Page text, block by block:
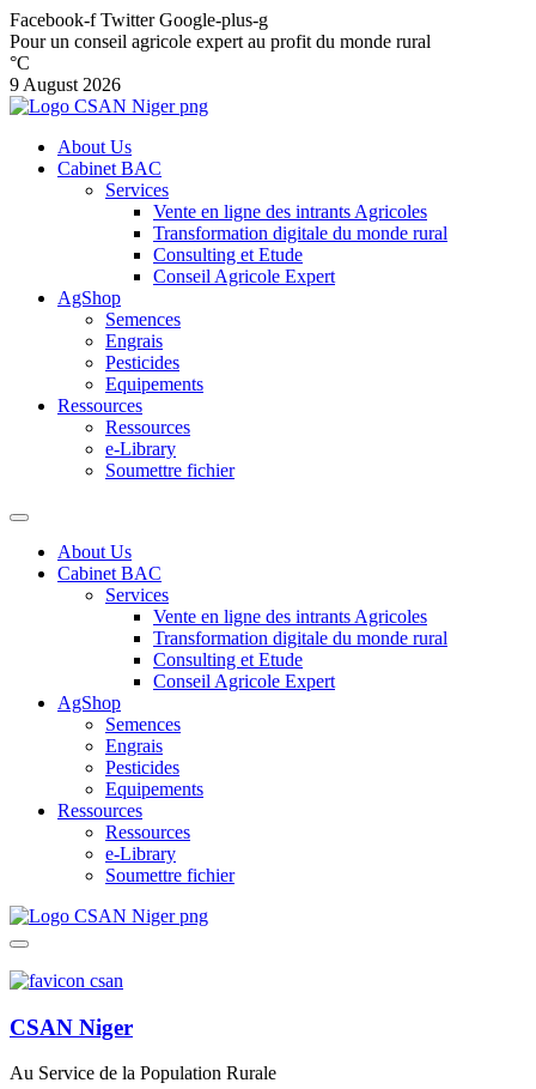
Facebook-f Twitter Google-plus-g
Pour un conseil agricole expert au profit du monde rural
°C
9 August 2026
About Us
Cabinet BAC
Services
Vente en ligne des intrants Agricoles
Transformation digitale du monde rural
Consulting et Etude
Conseil Agricole Expert
AgShop
Semences
Engrais
Pesticides
Equipements
Ressources
Ressources
e-Library
Soumettre fichier
About Us
Cabinet BAC
Services
Vente en ligne des intrants Agricoles
Transformation digitale du monde rural
Consulting et Etude
Conseil Agricole Expert
AgShop
Semences
Engrais
Pesticides
Equipements
Ressources
Ressources
e-Library
Soumettre fichier
CSAN Niger
Au Service de la Population Rurale